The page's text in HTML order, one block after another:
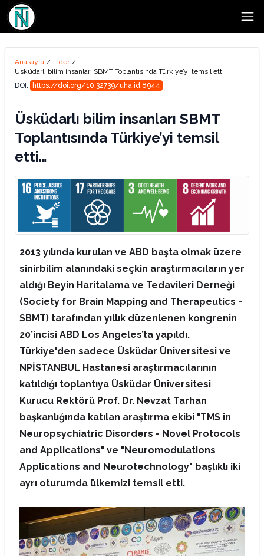
Anasayfa / Lider /
Üsküdarlı bilim insanları SBMT Toplantısında Türkiye’yi temsil etti…
DOI:
https://doi.org/10.32739/uha.id.8944
Üsküdarlı bilim insanları SBMT
Toplantısında Türkiye’yi temsil
etti…
2013 yılında kurulan ve ABD başta olmak üzere
sinirbilim alanındaki seçkin araştırmacıların yer
aldığı Beyin Haritalama ve Tedavileri Derneği
(Society for Brain Mapping and Therapeutics -
SBMT) tarafından yıllık düzenlenen kongrenin
20’incisi ABD Los Angeles’ta yapıldı.
Türkiye'den sadece Üsküdar Üniversitesi ve
NPİSTANBUL Hastanesi araştırmacılarının
katıldığı toplantıya Üsküdar Üniversitesi
Kurucu Rektörü Prof. Dr. Nevzat Tarhan
başkanlığında katılan araştırma ekibi "TMS in
Neuropsychiatric Disorders - Novel Protocols
and Applications" ve "Neuromodulations
Applications and Neurotechnology" başlıklı iki
ayrı oturumda ülkemizi temsil etti.